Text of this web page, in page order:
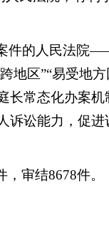
件的人民法院
地区”“易受地
常态化办案
讼能力，促
审结8678件。